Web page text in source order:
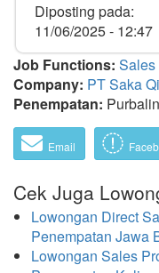
Diposting pada:
11/06/2025 - 12:47
Job Functions: Sales
Company: PT Saka
Penempatan:
Email
Cek Juga
Lowongan Direct
Penempatan Jawa
Lowongan Sales